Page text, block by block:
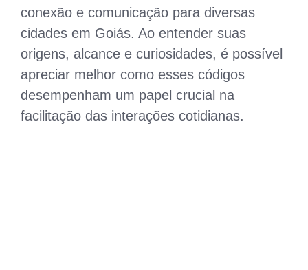
conexão e comunicação para diversas
cidades em Goiás. Ao entender suas
origens, alcance e curiosidades, é possível
apreciar melhor como esses códigos
desempenham um papel crucial na
facilitação das interações cotidianas.